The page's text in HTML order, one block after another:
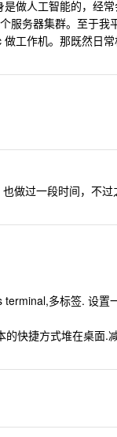
做人工智能的，经
服务器集群。至于我
工作机。那既然日
做过一段时间，不
多标签. 设置
快捷方式堆在桌面.